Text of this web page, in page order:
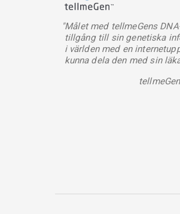
"Målet med tellmeGens
tillgång till sin genetiska
i världen med en
kunna dela den med sin